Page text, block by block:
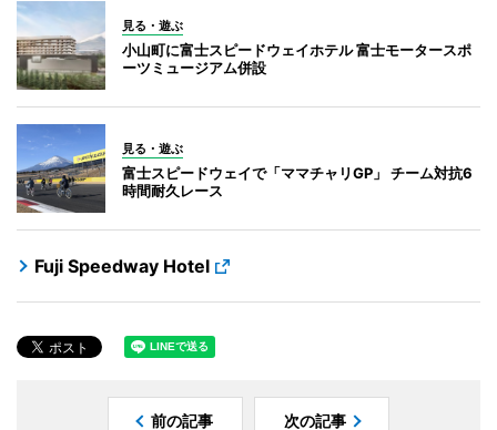
見る・遊ぶ
小山町に富士スピードウェイホテル 富士モータースポ
ーツミュージアム併設
見る・遊ぶ
富士スピードウェイで「ママチャリGP」 チーム対抗6
時間耐久レース
Fuji Speedway Hotel
前の記事 次の記事